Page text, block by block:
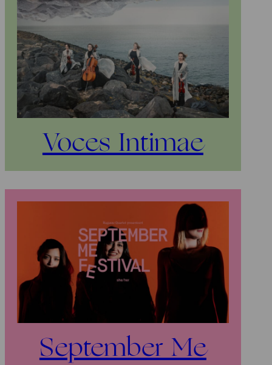
Voces Intimae
September Me